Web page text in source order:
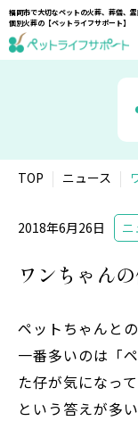
福岡市で大切なペットの火葬、葬儀、
個別火葬の【ペットライフサポート】
TOP ニュース
2018年6月26日 ニ
ワンちゃん
ペットちゃんと
一番多いのは「
た仔が気になって
という答えが多